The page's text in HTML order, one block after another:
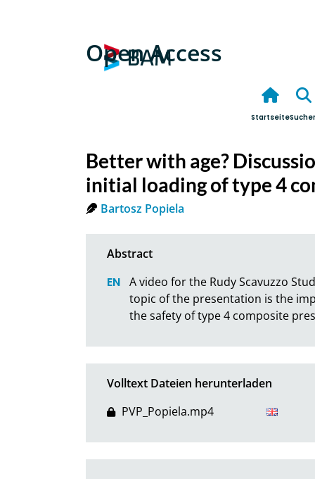
Open Access
Startseite
Better with age?
initial loading of type 4
Bartosz Popiela
A video for the Rudy Scavuzzo
topic of the presentation is the
the safety of type 4 composite
Volltext Dateien herunterladen
PVP_Popiela.mp4